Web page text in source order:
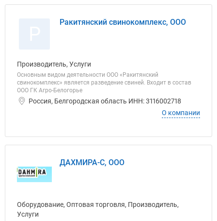
Ракитянский свинокомплекс, ООО
Производитель, Услуги
Основным видом деятельности ООО «Ракитянский
свинокомплекс» является разведение свиней. Входит в состав
ООО ГК Агро-Белогорье
Россия, Белгородская область ИНН: 3116002718
О компании
ДАХМИРА-С, ООО
Оборудование, Оптовая торговля, Производитель,
Услуги